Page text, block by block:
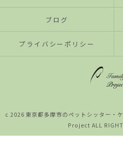
ブログ
プライバシーポリシー
c 2026 東京都多摩市のペットシッター
Project ALL